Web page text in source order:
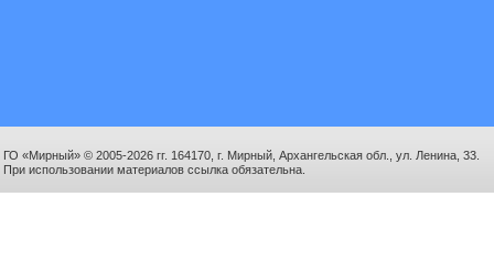
ГО «Мирный» © 2005-2026 гг. 164170, г. Мирный, Архангельская обл., ул. Ленина, 33.
При использовании материалов ссылка обязательна.